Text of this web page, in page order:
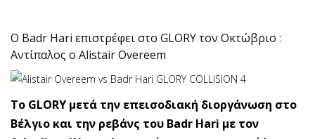
O Badr Hari επιστρέφει στο GLORY τον Οκτώβριο :
Αντίπαλος ο Alistair Overeem
To GLORY μετά την επεισοδιακή διοργάνωση στο
Βέλγιο και την ρεβάνς του Badr Hari με τον